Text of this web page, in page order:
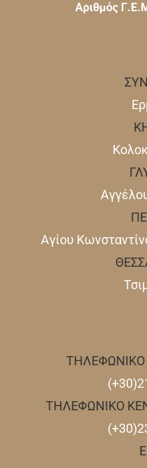
Αριθμός
Αγίου
ΤΗΛΕΦΩΝΙΚΟ